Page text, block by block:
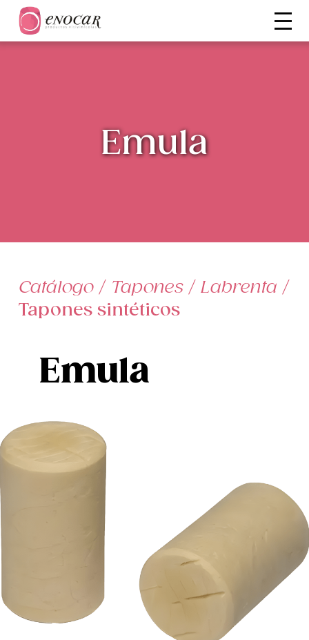
Emula
Catálogo / Tapones / Labrenta /
Tapones sintéticos
Emula